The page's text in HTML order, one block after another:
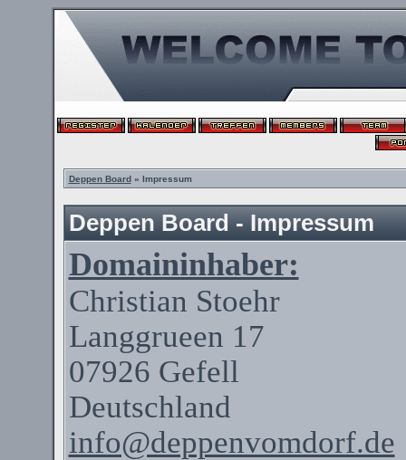
Deppen Board» Impressum
Deppen Board - Impressum
Domaininhaber:
Christian Stoehr
Langgrueen 17
07926 Gefell
Deutschland
info@deppenvomdorf.de